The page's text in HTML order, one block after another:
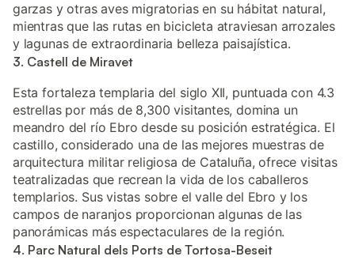
garzas y otras aves migratorias en su hábitat natural,
mientras que las rutas en bicicleta atraviesan arrozales
y lagunas de extraordinaria belleza paisajística.
3. Castell de Miravet
Esta fortaleza templaria del siglo XII, puntuada con 4.3
estrellas por más de 8,300 visitantes, domina un
meandro del río Ebro desde su posición estratégica. El
castillo, considerado una de las mejores muestras de
arquitectura militar religiosa de Cataluña, ofrece visitas
teatralizadas que recrean la vida de los caballeros
templarios. Sus vistas sobre el valle del Ebro y los
campos de naranjos proporcionan algunas de las
panorámicas más espectaculares de la región.
4. Parc Natural dels Ports de Tortosa-Beseit